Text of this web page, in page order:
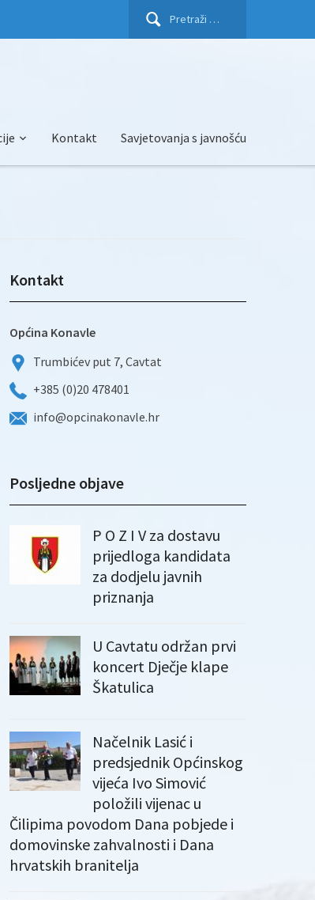
Pretraži:
Kontakt Savjetovanja s javnošću
Kontakt
Općina Konavle
Trumbićev put 7, Cavtat
+385 (0)20 478401
info@opcinakonavle.hr
Posljedne objave
P O Z I V za dostavu
prijedloga kandidata
za dodjelu javnih
priznanja
U Cavtatu održan prvi
koncert Dječje klape
Škatulica
Načelnik Lasić i
predsjednik Općinskog
vijeća Ivo Simović
položili vijenac u
Čilipima povodom Dana pobjede i
domovinske zahvalnosti i Dana
hrvatskih branitelja